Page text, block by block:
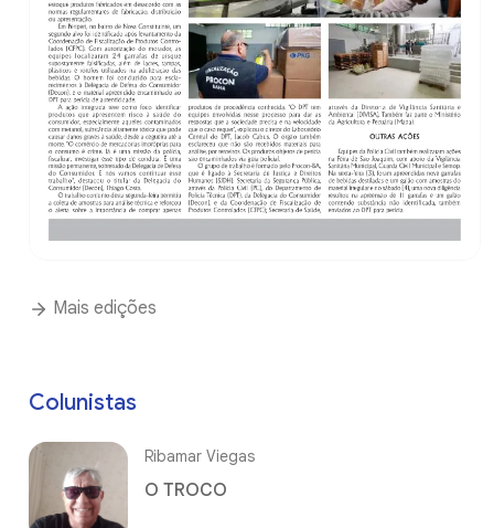
Mais edições
Colunistas
Ribamar Viegas
O TROCO